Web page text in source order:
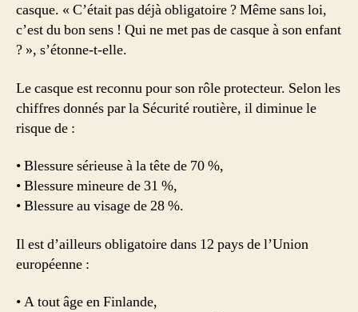
casque. « C’était pas déjà obligatoire ? Même sans loi,
c’est du bon sens ! Qui ne met pas de casque à son enfant
? », s’étonne-t-elle.
Le casque est reconnu pour son rôle protecteur. Selon les
chiffres donnés par la Sécurité routière, il diminue le
risque de :
• Blessure sérieuse à la tête de 70 %,
• Blessure mineure de 31 %,
• Blessure au visage de 28 %.
Il est d’ailleurs obligatoire dans 12 pays de l’Union
européenne :
• A tout âge en Finlande,